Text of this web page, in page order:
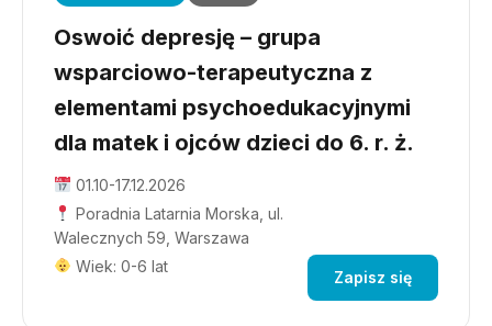
Oswoić depresję – grupa
wsparciowo-terapeutyczna z
elementami psychoedukacyjnymi
dla matek i ojców dzieci do 6. r. ż.
01.10-17.12.2026
Poradnia Latarnia Morska, ul.
Walecznych 59, Warszawa
Wiek: 0-6 lat
Zapisz się